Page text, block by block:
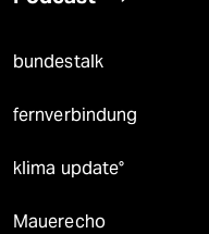
bundestalk
fernverbindung
klima update°
Mauerecho